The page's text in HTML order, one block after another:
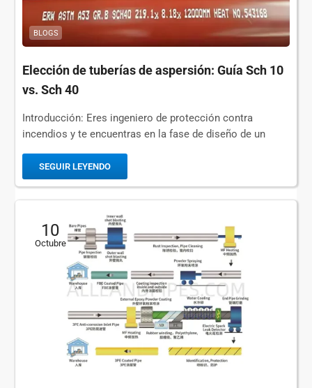
BLOGS
Elección de tuberías de aspersión: Guía Sch 10
vs. Sch 40
Introducción: Eres ingeniero de protección contra
incendios y te encuentras en la fase de diseño de un
parámetros hidráulicos del sistema automático...
SEGUIR LEYENDO
10
Octubre